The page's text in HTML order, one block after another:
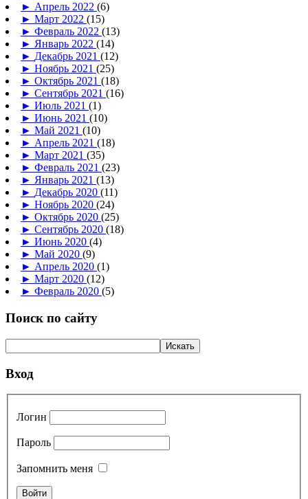
► Апрель 2022 (6)
► Март 2022 (15)
► Февраль 2022 (13)
► Январь 2022 (14)
► Декабрь 2021 (12)
► Ноябрь 2021 (25)
► Октябрь 2021 (18)
► Сентябрь 2021 (16)
► Июль 2021 (1)
► Июнь 2021 (10)
► Май 2021 (10)
► Апрель 2021 (18)
► Март 2021 (35)
► Февраль 2021 (23)
► Январь 2021 (13)
► Декабрь 2020 (11)
► Ноябрь 2020 (24)
► Октябрь 2020 (25)
► Сентябрь 2020 (18)
► Июнь 2020 (4)
► Май 2020 (9)
► Апрель 2020 (1)
► Март 2020 (12)
► Февраль 2020 (5)
Поиск по сайту
Вход
Логин
Пароль
Запомнить меня